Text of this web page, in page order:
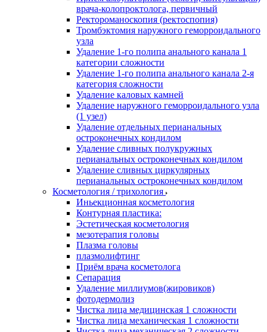
врача-колопроктолога, первичный
Ректороманоскопия (ректоспопия)
Тромбэктомия наружного геморроидального
узла
Удаление 1-го полипа анального канала 1
категории сложности
Удаление 1-го полипа анального канала 2-я
категория сложности
Удаление каловых камней
Удаление наружного геморроидального узла
(1 узел)
Удаление отдельных перианальных
остроконечных кондилом
Удаление сливных полукружных
перианальных остроконечных кондилом
Удаление сливных циркулярных
перианальных остроконечных кондилом
Косметология / трихология
Иньекционная косметология
Контурная пластика:
Эстетическая косметология
мезотерапия головы
Плазма головы
плазмолифтинг
Приём врача косметолога
Сепарация
Удаление миллиумов(жировиков)
фотодермолиз
Чистка лица медицинская 1 сложности
Чистка лица механическая 1 сложности